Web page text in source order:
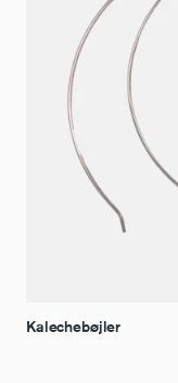
Kalechebøjler